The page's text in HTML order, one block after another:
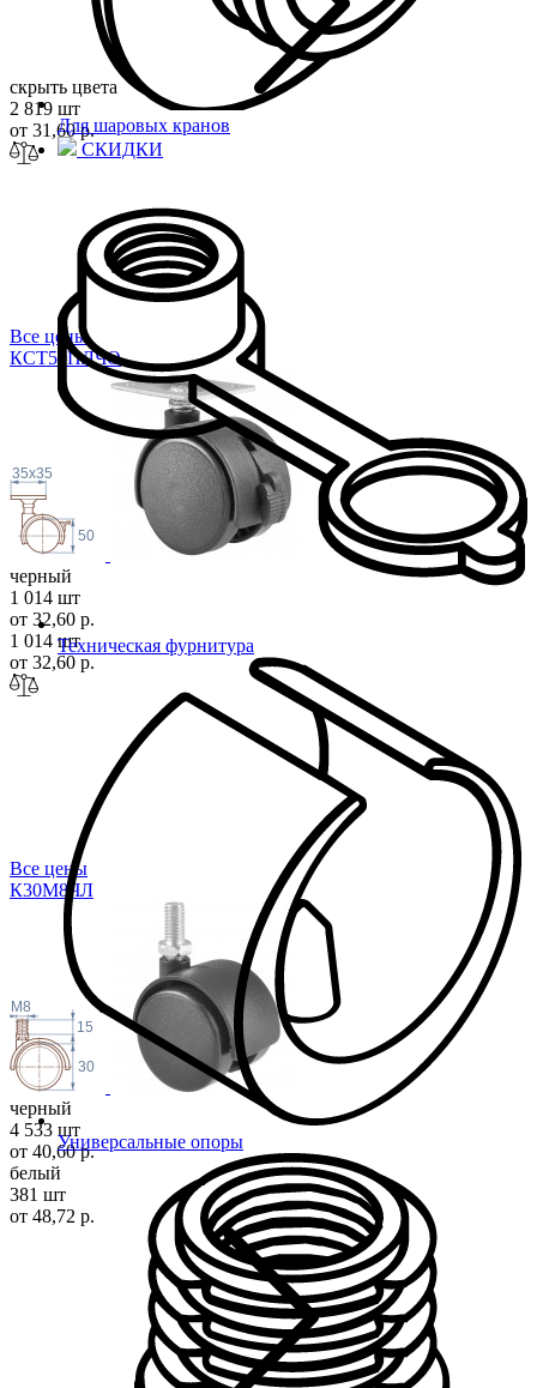
Для шаровых кранов
СКИДКИ
Техническая фурнитура
Универсальные опоры
скрыть цвета
2 819 шт
от 31,60 р.
Все цены
КСТ50ПЛЧО
35x35
50
черный
1 014 шт
от 32,60 р.
1 014 шт
от 32,60 р.
Все цены
К30М8 ЧЛ
M8
30
15
черный
4 533 шт
от 40,60 р.
белый
381 шт
от 48,72 р.